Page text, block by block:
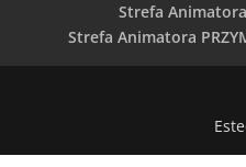
Strefa Animatora
Strefa Animatora